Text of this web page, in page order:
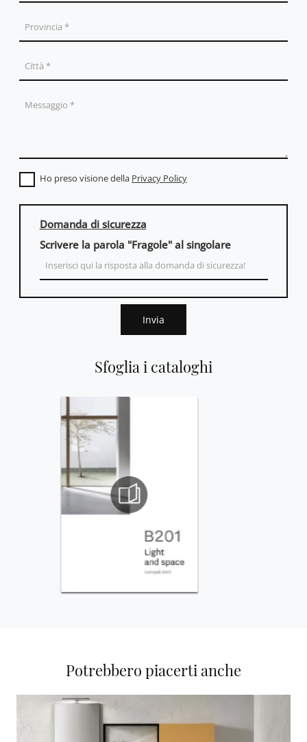
Sfoglia i cataloghi
Ho preso visione della Privacy Policy
Domanda di sicurezza
Scrivere la parola "Fragole" al singolare
Invia
Potrebbero piacerti anche